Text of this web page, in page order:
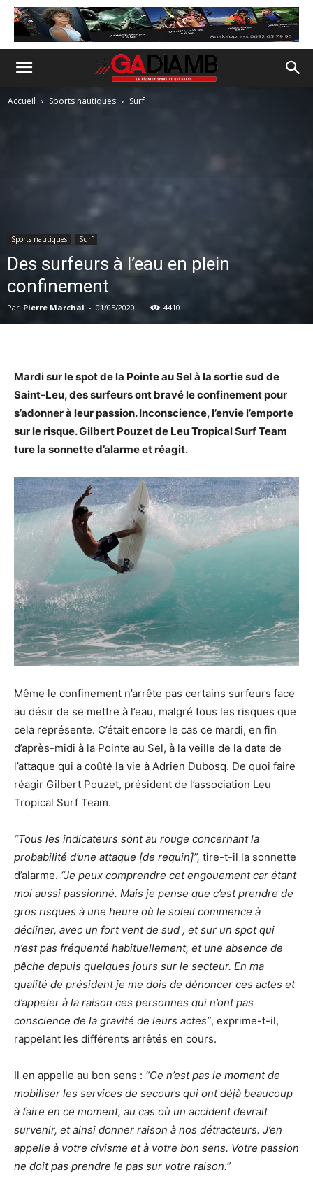
Accueil Sports nautiques Surf
Sports nautiques Surf
Des surfeurs à l’eau en plein
confinement
Par Pierre Marchal - 01/05/2020 4410
Mardi sur le spot de la Pointe au Sel à la sortie sud de
Saint-Leu, des surfeurs ont bravé le confinement pour
s’adonner à leur passion. Inconscience, l’envie l’emporte
sur le risque. Gilbert Pouzet de Leu Tropical Surf Team
ture la sonnette d’alarme et réagit.
Même le confinement n’arrête pas certains surfeurs face
au désir de se mettre à l’eau, malgré tous les risques que
cela représente. C’était encore le cas ce mardi, en fin
d’après-midi à la Pointe au Sel, à la veille de la date de
l’attaque qui a coûté la vie à Adrien Dubosq. De quoi faire
réagir Gilbert Pouzet, président de l’association Leu
Tropical Surf Team.
“Tous les indicateurs sont au rouge concernant la
probabilité d’une attaque [de requin]”, tire-t-il la sonnette
d’alarme. “Je peux comprendre cet engouement car étant
moi aussi passionné. Mais je pense que c’est prendre de
gros risques à une heure où le soleil commence à
décliner, avec un fort vent de sud , et sur un spot qui
n’est pas fréquenté habituellement, et une absence de
pêche depuis quelques jours sur le secteur. En ma
qualité de président je me dois de dénoncer ces actes et
d’appeler à la raison ces personnes qui n’ont pas
conscience de la gravité de leurs actes”, exprime-t-il,
rappelant les différents arrêtés en cours.
Il en appelle au bon sens : “Ce n’est pas le moment de
mobiliser les services de secours qui ont déjà beaucoup
à faire en ce moment, au cas où un accident devrait
survenir, et ainsi donner raison à nos détracteurs. J’en
appelle à votre civisme et à votre bon sens. Votre passion
ne doit pas prendre le pas sur votre raison.”